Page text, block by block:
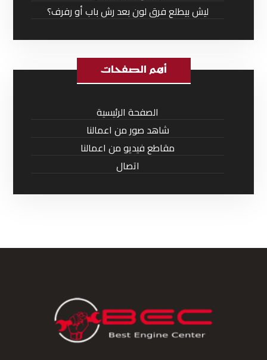
ليش بيطلع فرق لون بعد رش باب أو رفرف؟
أهم الصفحات
الصفحة الرئيسية
شاهد صور من اعمالنا
مقاطع فيديو من اعمالنا
اتصال